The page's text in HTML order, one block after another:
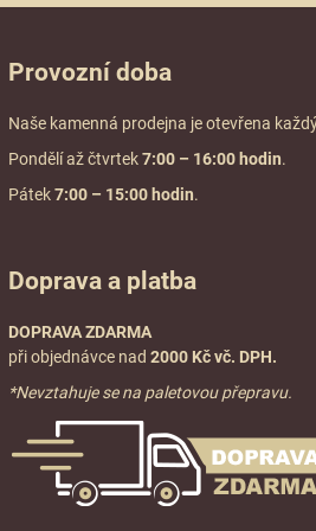
Provozní doba
Naše kamenná prodejna je otevřena
Pondělí až čtvrtek7:00 – 16:00 hodin.
Pátek7:00 – 15:00 hodin.
Doprava a platba
DOPRAVA ZDARMA
při objednávce nad 2000 Kč vč. DPH.
*Nevztahuje se na paletovou přepravu.